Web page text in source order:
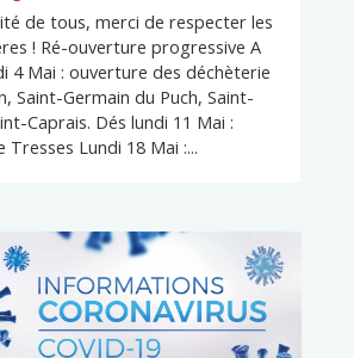
de tous, merci de respecter les
! Ré-ouverture progressive A
4 Mai : ouverture des déchèterie
Saint-Germain du Puch, Saint-
Caprais. Dés lundi 11 Mai :
Tresses Lundi 18 Mai :...